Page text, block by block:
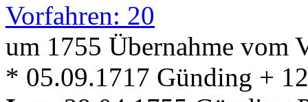
Vorfahren: 20
um 1755 Übernahme vom
* 05.09.1717 Günding +